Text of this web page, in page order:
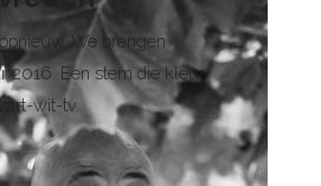
We brengen
2016. Een stem die kleur
wit-tv.